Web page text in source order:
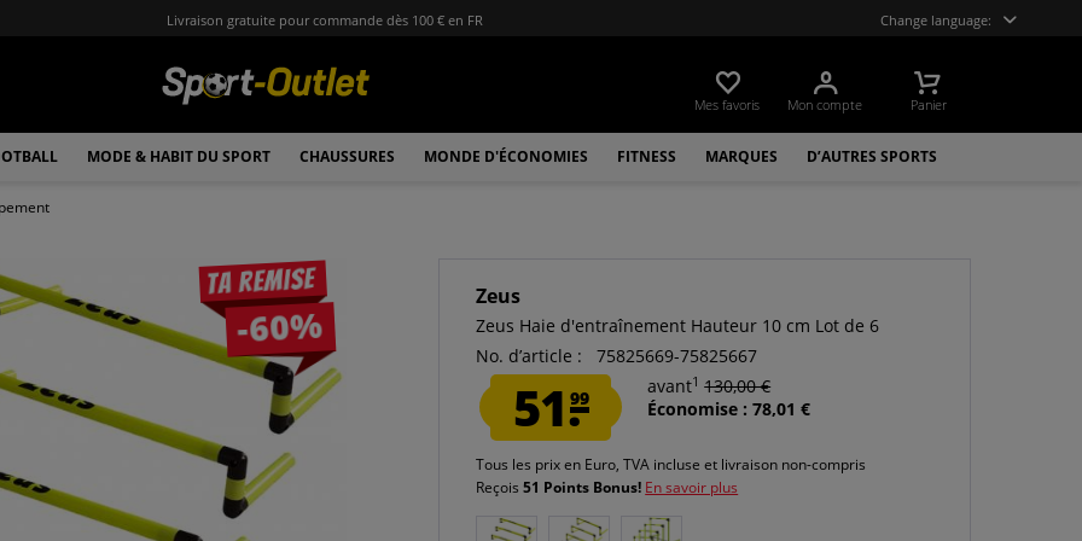
Livraison gratuite pour commande dès 100 € en FR Change language:
Mes favoris Mon compte Panier
MODE & HABIT DU SPORT CHAUSSURES MONDE D'ÉCONOMIES FITNESS MARQUES D’AUTRES SPORTS
Ta remise
-60%
Zeus
Zeus Haie d'entraînement Hauteur 10 cm Lot de 6
No. d’article :
75825669-75825667
51.99
avant1 130,00 €
Économise : 78,01 €
Tous les prix en Euro, TVA incluse et livraison non-compris
Reçois51 Points Bonus! En savoir plus